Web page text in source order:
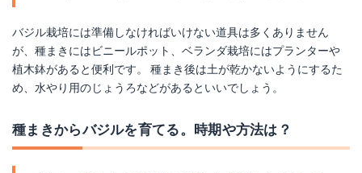
バジル栽培には準備しなければいけない道具は多くありません
が、種まきにはビニールポット、ベランダ栽培にはプランターや
植木鉢があると便利です。 種まき後は土が乾かないようにするた
め、水やり用のじょうろなどがあるといいでしょう。
種まきからバジルを育てる。時期や方法は？